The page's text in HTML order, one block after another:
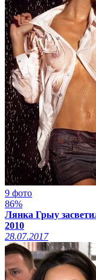
9 фото
86%
Лянка Грыу
2010
28.07.2017